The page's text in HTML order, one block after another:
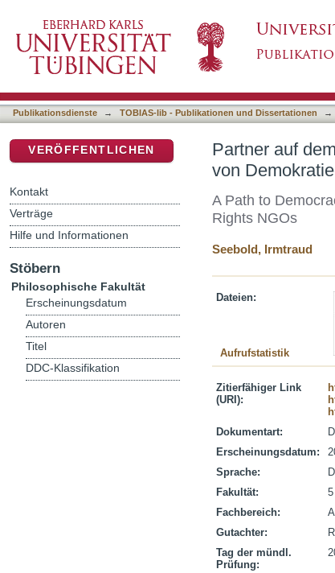
Menschenrechtsorganisationen in Ägypten
Publikationsdienste → TOBIAS-lib - Publikationen und Dissertationen →
Partner auf
von
A Path to
Rights NGOs
Seebold, Irmtraud
Dateien:
Aufrufstatistik
Zitierfähiger Link
(URI):
Dokumentart:
Erscheinungsdatum:
Sprache:
Fakultät:
Fachbereich:
Gutachter:
Tag der mündl.
Prüfung:
VERÖFFENTLICHEN
Kontakt
Verträge
Hilfe und Informationen
Stöbern
Philosophische Fakultät
Erscheinungsdatum
Autoren
Titel
DDC-Klassifikation